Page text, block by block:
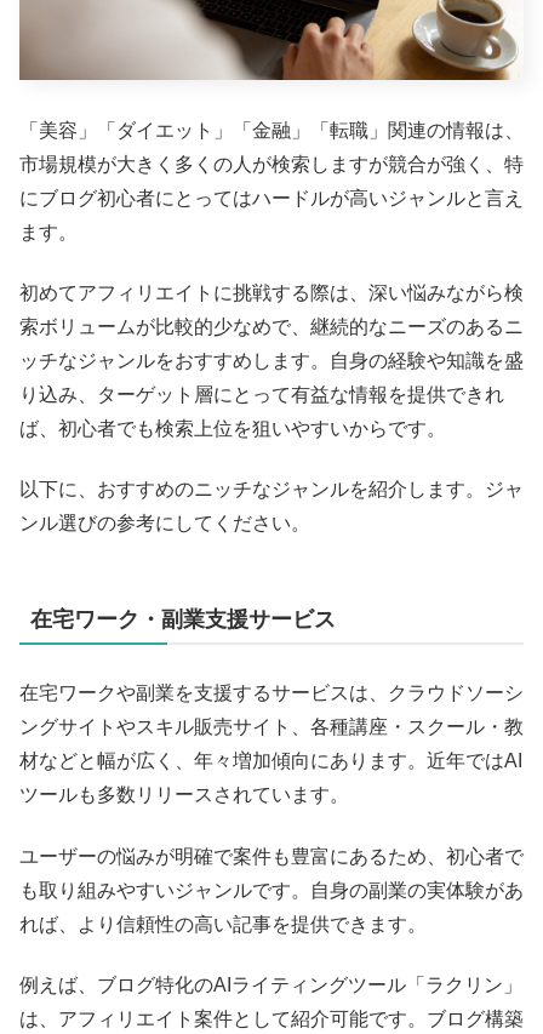
「美容」「ダイエット」「金融」「転職」関連の情報は、
市場規模が大きく多くの人が検索しますが競合が強く、特
にブログ初心者にとってはハードルが高いジャンルと言え
ます。
初めてアフィリエイトに挑戦する際は、深い悩みながら検
索ボリュームが比較的少なめで、継続的なニーズのあるニ
ッチなジャンルをおすすめします。自身の経験や知識を盛
り込み、ターゲット層にとって有益な情報を提供できれ
ば、初心者でも検索上位を狙いやすいからです。
以下に、おすすめのニッチなジャンルを紹介します。ジャ
ンル選びの参考にしてください。
在宅ワーク・副業支援サービス
在宅ワークや副業を支援するサービスは、クラウドソーシ
ングサイトやスキル販売サイト、各種講座・スクール・教
材などと幅が広く、年々増加傾向にあります。近年ではAI
ツールも多数リリースされています。
ユーザーの悩みが明確で案件も豊富にあるため、初心者で
も取り組みやすいジャンルです。自身の副業の実体験があ
れば、より信頼性の高い記事を提供できます。
例えば、ブログ特化のAIライティングツール「ラクリン」
は、アフィリエイト案件として紹介可能です。ブログ構築